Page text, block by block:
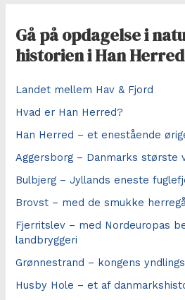
Gå på opdagelse i
historien i Han Herred
Landet mellem Hav & Fjord
Hvad er Han Herred?
Han Herred – et enestående
Aggersborg – Danmarks største
Bulbjerg – Jyllands eneste
Brovst – med de smukke
Fjerritslev – med Nordeuropas
landbryggeri
Grønnestrand – kongens
Husby Hole – et af